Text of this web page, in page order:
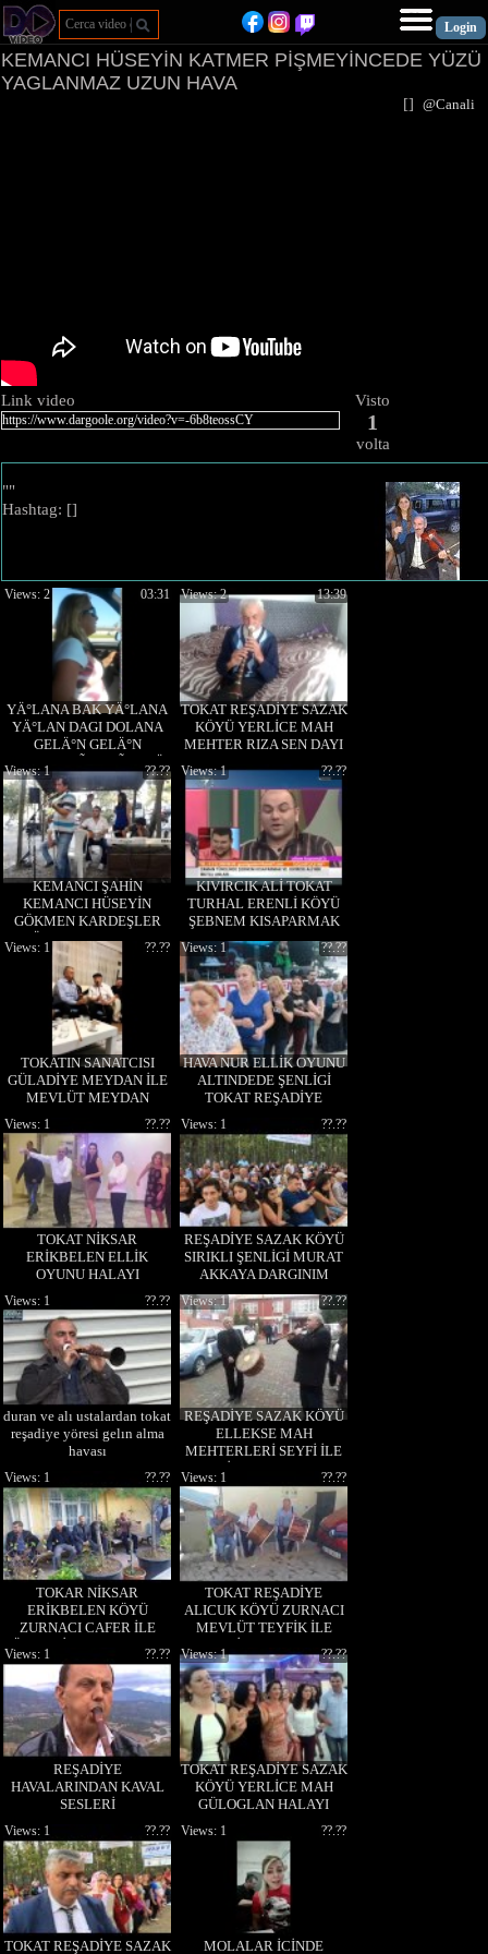
KEMANCI HÜSEYİN KATMER PİŞMEYİNCEDE YÜZÜ
YAGLANMAZ UZUN HAVA
[] @Canali
Link video Visto
1
volta
""
Hashtag: []
YÄ°LANA BAK YÄ°LANA
YÄ°LAN DAGI DOLANA
GELÄ°N GELÄ°N
AGLAMA TÃœRKÃœEVÄ°
1
03:31
Views: 2
TOKAT REŞADİYE SAZAK
KÖYÜ YERLİCE MAH
MEHTER RIZA SEN DAYI
ZURNACTOZANLI
DERESİNİ GÜLÜ I
13:39
Views: 2
KEMANCI ŞAHİN
KEMANCI HÜSEYİN
GÖKMEN KARDEŞLER
GÜL OLMAZ OLSUN
??.??
Views: 1
KIVIRCIK ALİ TOKAT
TURHAL ERENLİ KÖYÜ
ŞEBNEM KISAPARMAK
??.??
Views: 1
TOKATIN SANATCISI
GÜLADİYE MEYDAN İLE
MEVLÜT MEYDAN
??.??
Views: 1
HAVA NUR ELLİK OYUNU
ALTINDEDE ŞENLİGİ
TOKAT REŞADİYE
??.??
Views: 1
TOKAT NİKSAR
ERİKBELEN ELLİK
OYUNU HALAYI
??.??
Views: 1
REŞADİYE SAZAK KÖYÜ
SIRIKLI ŞENLİGİ MURAT
AKKAYA DARGINIM
DAGLAR YORGUNUM
DAGLAR DAGLAR
??.??
Views: 1
duran ve alı ustalardan tokat
reşadiye yöresi gelın alma
havası
??.??
Views: 1
REŞADİYE SAZAK KÖYÜ
ELLEKSE MAH
MEHTERLERİ SEYFİ İLE
SALİH KARDEŞLER
??.??
Views: 1
TOKAR NİKSAR
ERİKBELEN KÖYÜ
ZURNACI CAFER İLE
ÖZDEMİR KARDEŞLER
UZUN HAVA
??.??
Views: 1
TOKAT REŞADİYE
ALICUK KÖYÜ ZURNACI
MEVLÜT TEYFİK İLE
SALİM AKPINAR
KARDEŞLER REŞADİYE
MEHTERLERİ
??.??
Views: 1
REŞADİYE
HAVALARINDAN KAVAL
SESLERİ
??.??
Views: 1
TOKAT REŞADİYE SAZAK
KÖYÜ YERLİCE MAH
GÜLOGLAN HALAYI
MURAT AKKAYA
??.??
Views: 1
TOKAT REŞADİYE SAZAK
??.??
Views: 1
MOLALAR İCİNDE
??.??
Views: 1